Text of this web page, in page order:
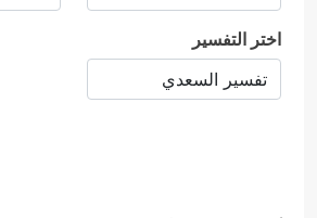
اختر التفسير